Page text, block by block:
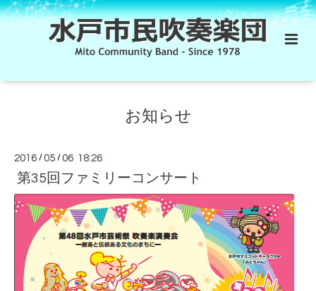
お知らせ
2016 /05 /06 18:26
第35回ファミリーコンサート